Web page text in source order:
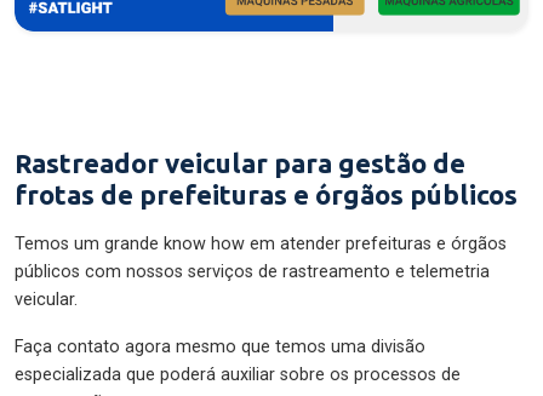
Rastreador veicular para gestão de
frotas de prefeituras e órgãos públicos
Temos um grande know how em atender prefeituras e órgãos
públicos com nossos serviços de rastreamento e telemetria
veicular.
Faça contato agora mesmo que temos uma divisão
especializada que poderá auxiliar sobre os processos de